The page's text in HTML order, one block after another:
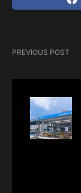
PREVIOUS POST